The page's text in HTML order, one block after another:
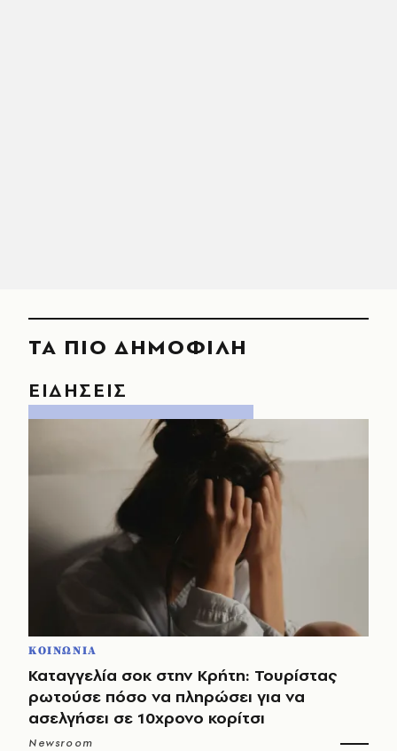
ΤΑ ΠΙΟ ΔΗΜΟΦΙΛΗ
ΕΙΔΗΣΕΙΣ
ΚΟΙΝΩΝΙΑ
Καταγγελία σοκ στην Κρήτη: Τουρίστας
ρωτούσε πόσο να πληρώσει για να
ασελγήσει σε 10χρονο κορίτσι
Newsroom